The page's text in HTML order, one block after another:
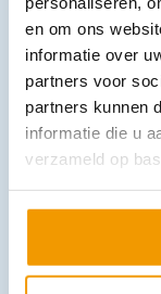
en om ons
informatie over
partners voor
partners kunnen
informatie die u
verzameld op
Andere
categorie: